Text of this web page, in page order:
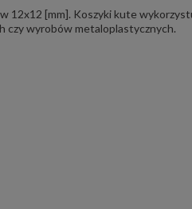
12x12 [mm]. Koszyki kute
czy wyrobów metaloplastycznych.